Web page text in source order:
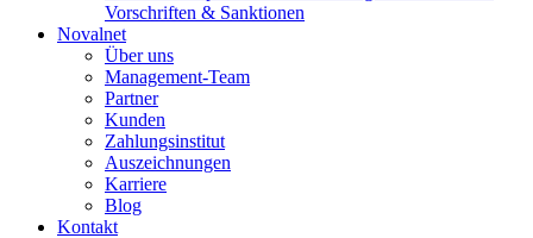
Vorschriften & Sanktionen
Novalnet
Über uns
Management-Team
Partner
Kunden
Zahlungsinstitut
Auszeichnungen
Karriere
Blog
Kontakt